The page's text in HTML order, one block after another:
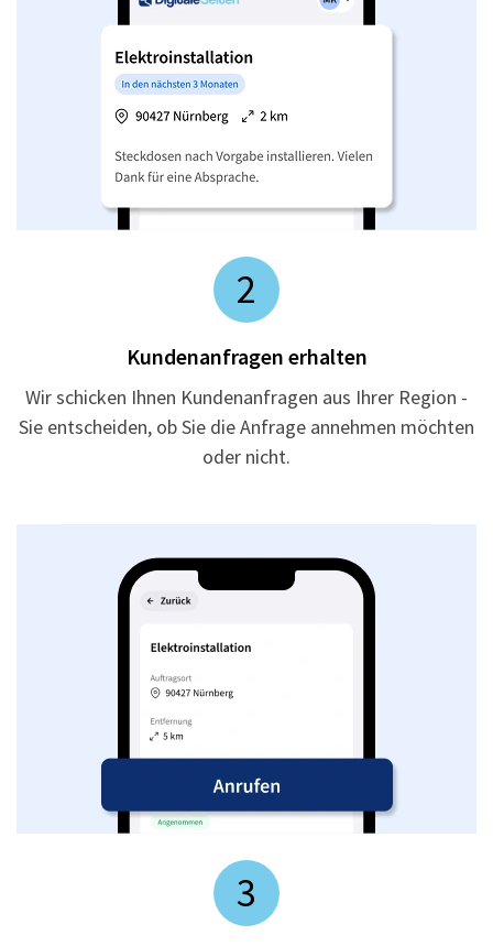
2
Kundenanfragen erhalten
Wir schicken Ihnen Kundenanfragen aus Ihrer Region -
Sie entscheiden, ob Sie die Anfrage annehmen möchten
oder nicht.
3